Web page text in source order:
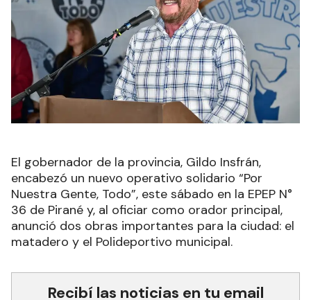
El gobernador de la provincia, Gildo Insfrán,
encabezó un nuevo operativo solidario “Por
Nuestra Gente, Todo”, este sábado en la EPEP N°
36 de Pirané y, al oficiar como orador principal,
anunció dos obras importantes para la ciudad: el
matadero y el Polideportivo municipal.
Recibí las noticias en tu email